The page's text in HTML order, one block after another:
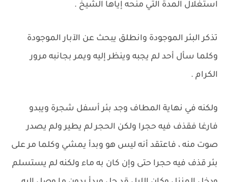
استغلال المدة التي منحه إياها الشيخ .
تذكر البئر الموجودة وانطلق يبحث عن الآبار الموجودة
وكلما سأل أحد لم يجبه وينظر إليه ويمر بجانبه مرور
الكرام .
ولكنه في نهاية المطاف وجد بئر أسفل شجرة ويبدو
فارغا فقذف فيه حجرا ولكن الحجر لم يطير ولم يصدر
صوت منه ، فاعتقد أنه ليس هو وبدأ يمشي وكلما مر على
بئر قذف فيه حجرا حتى وإن كان به ماء ولكنه لم يستسلم